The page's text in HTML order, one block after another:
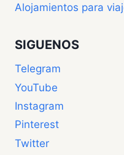
Alojamientos para
SIGUENOS
Telegram
YouTube
Instagram
Pinterest
Twitter